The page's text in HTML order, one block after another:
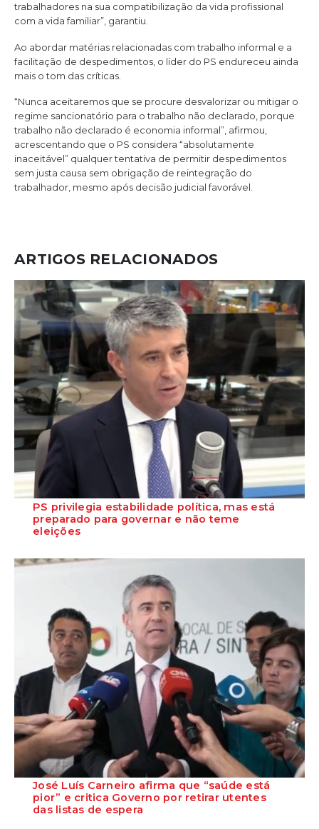
trabalhadores na sua compatibilização da vida profissional
com a vida familiar”, garantiu.
Ao abordar matérias relacionadas com trabalho informal e a
facilitação de despedimentos, o líder do PS endureceu ainda
mais o tom das críticas.
“Nunca aceitaremos que se procure desvalorizar ou mitigar o
regime sancionatório para o trabalho não declarado, porque
trabalho não declarado é economia informal”, afirmou,
acrescentando que o PS considera “absolutamente
inaceitável” qualquer tentativa de permitir despedimentos
sem justa causa sem obrigação de reintegração do
trabalhador, mesmo após decisão judicial favorável.
ARTIGOS RELACIONADOS
PS privilegia estabilidade política, mas está
preparado para governar e não teme
eleições
preparado para assumir responsabil...
José Luís Carneiro afirma que “saúde está
pior” e critica Governo por retirar utentes
das listas de espera